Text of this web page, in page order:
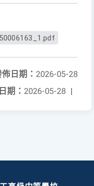
日期： 2026-05-28
期： 2026-05-28 |